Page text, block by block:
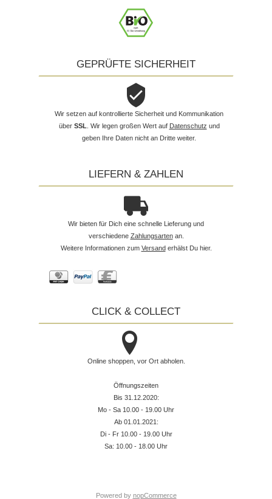
GEPRÜFTE SICHERHEIT
Wir setzen auf kontrollierte Sicherheit und Kommunikation
über SSL . Wir legen großen Wert auf Datenschutz und
geben Ihre Daten nicht an Dritte weiter.
LIEFERN & ZAHLEN
Wir bieten für Dich eine schnelle Lieferung und
verschiedene Zahlungsartenan.
Weitere Informationen zum Versanderhälst Du hier.
CLICK & COLLECT
Online shoppen, vor Ort abholen.
Öffnungszeiten
Bis 31.12.2020:
Mo - Sa 10.00 - 19.00 Uhr
Ab 01.01.2021:
Di - Fr 10.00 - 19.00 Uhr
Sa: 10.00 - 18.00 Uhr
Powered by nopCommerce